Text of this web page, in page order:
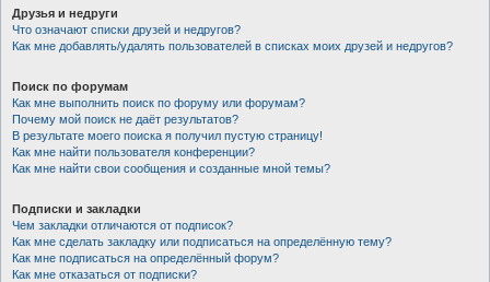
Друзья и недруги
Что означают списки друзей и недругов?
Как мне добавлять/удалять пользователей в списках моих друзей и недругов?
Поиск по форумам
Как мне выполнить поиск по форуму или форумам?
Почему мой поиск не даёт результатов?
В результате моего поиска я получил пустую страницу!
Как мне найти пользователя конференции?
Как мне найти свои сообщения и созданные мной темы?
Подписки и закладки
Чем закладки отличаются от подписок?
Как мне сделать закладку или подписаться на определённую тему?
Как мне подписаться на определённый форум?
Как мне отказаться от подписки?